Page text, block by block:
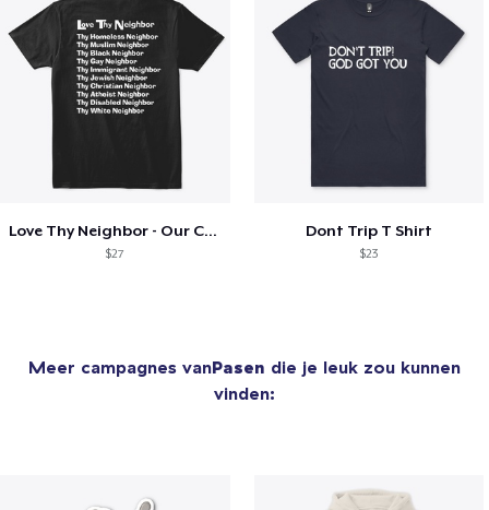
Love Thy Neighbor - Our Classic Design
$27
Dont Trip T Shirt
$23
Meer campagnes vanPasen die je leuk zou kunnen
vinden: